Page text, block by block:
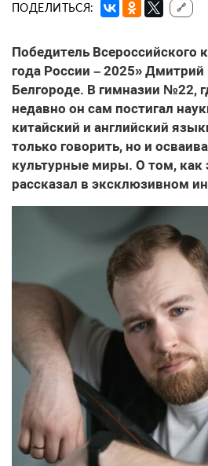
ПОДЕЛИТЬСЯ: 🔗
Победитель Всероссийского
года России – 2025»
Белгороде. В гимназии №22,
недавно он сам постигал
китайский и английский
только говорить, но и
культурные миры. О том, как
рассказал в эксклюзивном